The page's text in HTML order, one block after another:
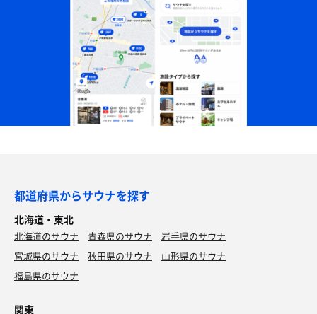
都道府県からサウナを探す
北海道・東北
北海道のサウナ 青森県のサウナ
岩手県のサウナ
宮城県のサウナ
秋田県のサウナ
山形県のサウナ
福島県のサウナ
関東